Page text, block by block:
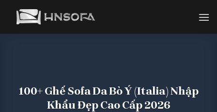
100+ Ghế Sofa Da Bò Ý (Italia) Nhập
Khẩu Đẹp Cao Cấp 2026